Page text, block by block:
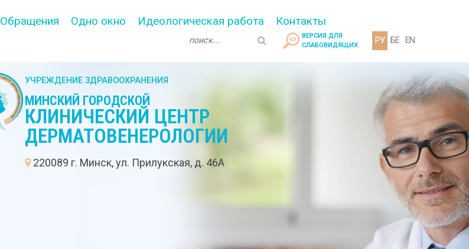
Обращения Одно окно Идеологическая работа Контакты
ВЕРСИЯ ДЛЯ
СЛАБОВИДЯЩИХ
РУ БЕ EN
УЧРЕЖДЕНИЕ ЗДРАВООХРАНЕНИЯ
МИНСКИЙ ГОРОДСКОЙ
КЛИНИЧЕСКИЙ ЦЕНТР
ДЕРМАТОВЕНЕРОЛОГИИ
220089 г. Минск, ул. Прилукская, д. 46А